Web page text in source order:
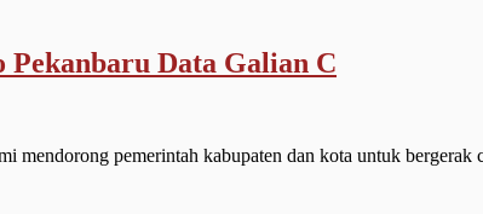
Data Galian C
pemerintah kabupaten dan kota untuk